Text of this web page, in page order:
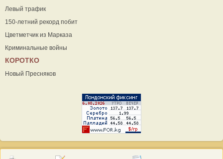
Левый трафик
150-летний рекорд побит
Цветметчик из Марказа
Криминальные войны
КОРОТКО
Новый Пресняков